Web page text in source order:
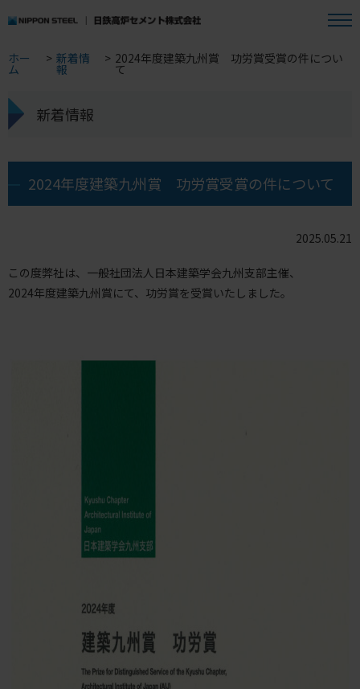
ホー
ム
> 新着情
報
> 2024年度建築九州賞 功労賞受賞の件につい
て
新着情報
2024年度建築九州賞 功労賞受賞の件について
2025.05.21
この度弊社は、一般社団法人日本建築学会九州支部主催、
2024年度建築九州賞にて、功労賞を受賞いたしました。